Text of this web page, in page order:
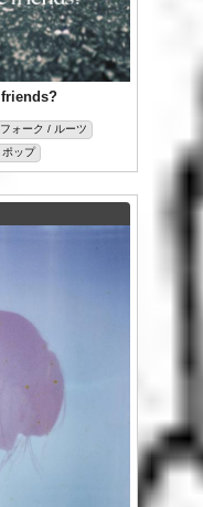
フォーク / ルーツ
ップ